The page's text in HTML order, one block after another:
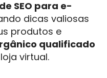
SEO para e-
dicas valiosas
produtos e
qualificado
virtual.